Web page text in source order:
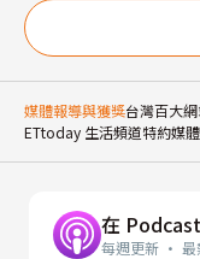
媒體報導與獲獎台灣百大
ETtoday 生活頻道特約媒體
在
每週更新 · 最